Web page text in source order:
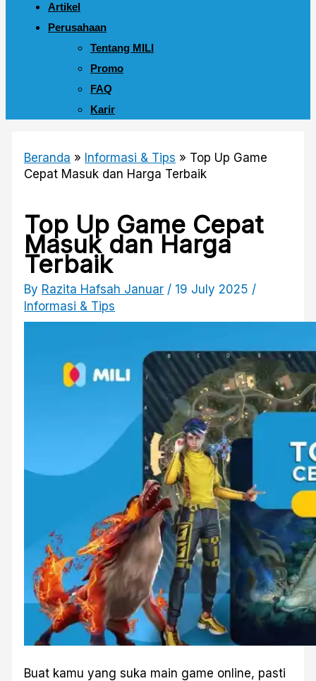
Artikel
Perusahaan
Tentang MILI
Promo
FAQ
Karir
Beranda » Informasi & Tips » Top Up Game
Cepat Masuk dan Harga Terbaik
Top Up Game Cepat
Masuk dan Harga
Terbaik
By Razita Hafsah Januar / 19 July 2025 /
Informasi & Tips
Buat kamu yang suka main game online, pasti